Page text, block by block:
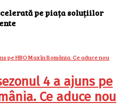
pe piața soluțiilor
4 a ajuns pe
Ce aduce nou